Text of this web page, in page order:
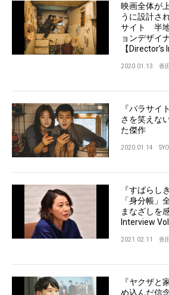
映画全体が
うに設計さ
サイト 半
ョンデザイ
【
2020.01.13 香
『パラサイ
さを笑えな
た傑作
2020.01.14 SYO
『すばら
「身分帳」
まなざしを
Interview
2021.02.11 香
『ヤクザと
め込んだ信